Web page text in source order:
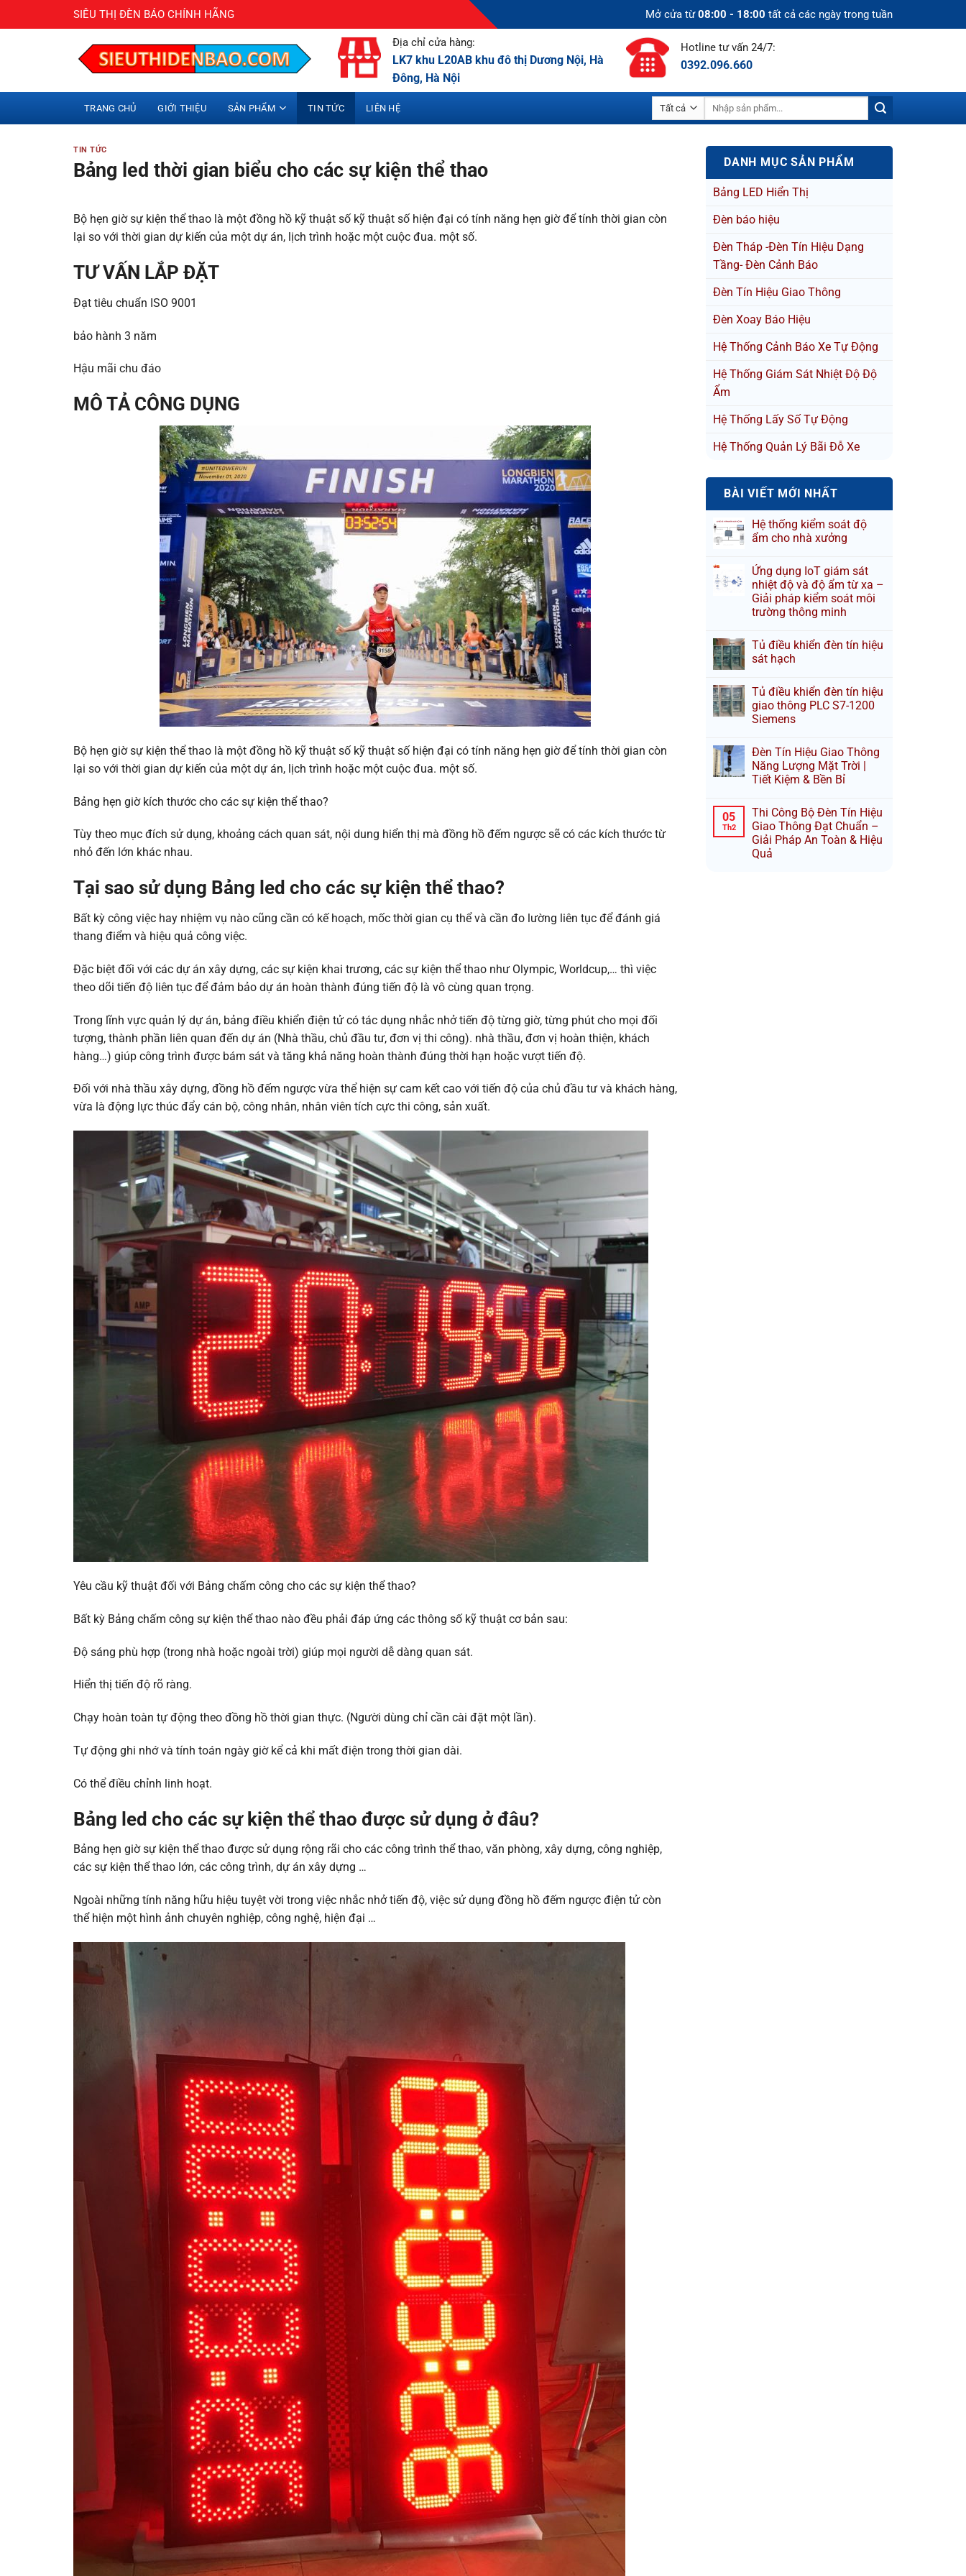
qua
SIÊU THỊ ĐÈN BÁO CHÍNH HÃNG Mở cửa từ08:00 - 18:00 tất cả các ngày trong tuần
Địa chỉ cửa hàng:
LK7 khu L20AB khu đô thị Dương Nội, Hà
Đông, Hà Nội
Hotline tư vấn 24/7:
0392.096.660
TRANG CHỦ GIỚI THIỆU SẢN PHẨM TIN TỨC LIÊN HỆ
TIN TỨC
Bảng led thời gian biểu cho các sự kiện thể thao
Bộ hẹn giờ sự kiện thể thao là một đồng hồ kỹ thuật số kỹ thuật số hiện đại có tính năng hẹn giờ để tính thời gian còn
lại so với thời gian dự kiến ​​của một dự án, lịch trình hoặc một cuộc đua. một số.
TƯ VẤN LẮP ĐẶT
Đạt tiêu chuẩn ISO 9001
bảo hành 3 năm
Hậu mãi chu đáo
MÔ TẢ CÔNG DỤNG
Bộ hẹn giờ sự kiện thể thao là một đồng hồ kỹ thuật số kỹ thuật số hiện đại có tính năng hẹn giờ để tính thời gian còn
lại so với thời gian dự kiến ​​của một dự án, lịch trình hoặc một cuộc đua. một số.
Bảng hẹn giờ kích thước cho các sự kiện thể thao?
Tùy theo mục đích sử dụng, khoảng cách quan sát, nội dung hiển thị mà đồng hồ đếm ngược sẽ có các kích thước từ
nhỏ đến lớn khác nhau.
Tại sao sử dụng Bảng led cho các sự kiện thể thao?
Bất kỳ công việc hay nhiệm vụ nào cũng cần có kế hoạch, mốc thời gian cụ thể và cần đo lường liên tục để đánh giá
thang điểm và hiệu quả công việc.
Đặc biệt đối với các dự án xây dựng, các sự kiện khai trương, các sự kiện thể thao như Olympic, Worldcup,… thì việc
theo dõi tiến độ liên tục để đảm bảo dự án hoàn thành đúng tiến độ là vô cùng quan trọng.
Trong lĩnh vực quản lý dự án, bảng điều khiển điện tử có tác dụng nhắc nhở tiến độ từng giờ, từng phút cho mọi đối
tượng, thành phần liên quan đến dự án (Nhà thầu, chủ đầu tư, đơn vị thi công). nhà thầu, đơn vị hoàn thiện, khách
hàng…) giúp công trình được bám sát và tăng khả năng hoàn thành đúng thời hạn hoặc vượt tiến độ.
Đối với nhà thầu xây dựng, đồng hồ đếm ngược vừa thể hiện sự cam kết cao với tiến độ của chủ đầu tư và khách hàng,
vừa là động lực thúc đẩy cán bộ, công nhân, nhân viên tích cực thi công, sản xuất.
Yêu cầu kỹ thuật đối với Bảng chấm công cho các sự kiện thể thao?
Bất kỳ Bảng chấm công sự kiện thể thao nào đều phải đáp ứng các thông số kỹ thuật cơ bản sau:
Độ sáng phù hợp (trong nhà hoặc ngoài trời) giúp mọi người dễ dàng quan sát.
Hiển thị tiến độ rõ ràng.
Chạy hoàn toàn tự động theo đồng hồ thời gian thực. (Người dùng chỉ cần cài đặt một lần).
Tự động ghi nhớ và tính toán ngày giờ kể cả khi mất điện trong thời gian dài.
Có thể điều chỉnh linh hoạt.
Bảng led cho các sự kiện thể thao được sử dụng ở đâu?
Bảng hẹn giờ sự kiện thể thao được sử dụng rộng rãi cho các công trình thể thao, văn phòng, xây dựng, công nghiệp,
các sự kiện thể thao lớn, các công trình, dự án xây dựng …
Ngoài những tính năng hữu hiệu tuyệt vời trong việc nhắc nhở tiến độ, việc sử dụng đồng hồ đếm ngược điện tử còn
thể hiện một hình ảnh chuyên nghiệp, công nghệ, hiện đại …
DANH MỤC SẢN PHẨM
Bảng LED Hiển Thị
Đèn báo hiệu
Đèn Tháp -Đèn Tín Hiệu Dạng
Tầng- Đèn Cảnh Báo
Đèn Tín Hiệu Giao Thông
Đèn Xoay Báo Hiệu
Hệ Thống Cảnh Báo Xe Tự Động
Hệ Thống Giám Sát Nhiệt Độ Độ
Ẩm
Hệ Thống Lấy Số Tự Động
Hệ Thống Quản Lý Bãi Đỗ Xe
BÀI VIẾT MỚI NHẤT
Hệ thống kiểm soát độ
ẩm cho nhà xưởng
Ứng dụng IoT giám sát
nhiệt độ và độ ẩm từ xa –
Giải pháp kiểm soát môi
trường thông minh
Tủ điều khiển đèn tín hiệu
sát hạch
Tủ điều khiển đèn tín hiệu
giao thông PLC S7-1200
Siemens
Đèn Tín Hiệu Giao Thông
Năng Lượng Mặt Trời |
Tiết Kiệm & Bền Bỉ
05
Th2
Thi Công Bộ Đèn Tín Hiệu
Giao Thông Đạt Chuẩn –
Giải Pháp An Toàn & Hiệu
Quả